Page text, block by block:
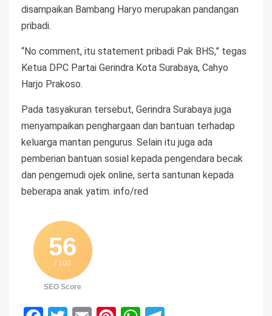
disampaikan Bambang Haryo merupakan pandangan
pribadi.
“No comment, itu statement pribadi Pak BHS,” tegas
Ketua DPC Partai Gerindra Kota Surabaya, Cahyo
Harjo Prakoso.
Pada tasyakuran tersebut, Gerindra Surabaya juga
menyampaikan penghargaan dan bantuan terhadap
keluarga mantan pengurus. Selain itu juga ada
pemberian bantuan sosial kepada pengendara becak
dan pengemudi ojek online, serta santunan kepada
beberapa anak yatim. info/red
56
/ 100
SEO Score